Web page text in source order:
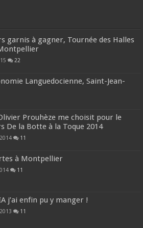
garnis à gagner, Tournée des Halles
22
Languedocienne, Saint-Jean-
Prouhèze me choisit pour le
De la Botte à la Toque 2014
11
à Montpellier
11
j’ai enfin pu y manger !
11